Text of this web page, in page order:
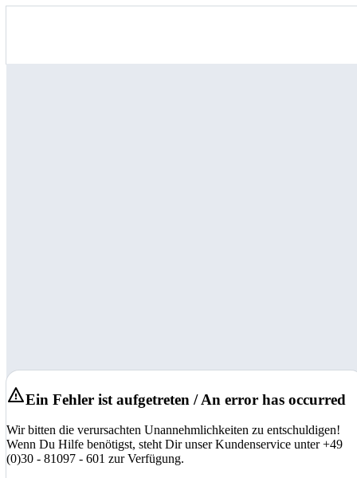
Ein Fehler ist aufgetreten / An error has occurred
Wir bitten die verursachten Unannehmlichkeiten zu entschuldigen!
Wenn Du Hilfe benötigst, steht Dir unser Kundenservice unter +49
(0)30 - 81097 - 601 zur Verfügung.